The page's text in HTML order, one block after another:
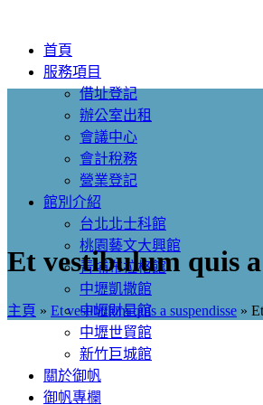
首頁
服務項目
借址登記
辦公室出租
會議中心
會計稅務
營業登記
館別介紹
台北北士科館
桃園藝文大興館
青埔布拉格館
中壢凱撒館
中壢財星館
中壢世貿館
新竹巨城館
關於御帆
御帆專欄
Et vestibulum quis a
主頁 » Et vestibulum quis a suspendisse »